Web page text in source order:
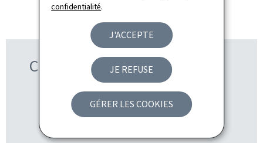
confidentialité.
J'ACCEPTE
JE REFUSE
GÉRER LES COOKIES
Contact
Service information et presse